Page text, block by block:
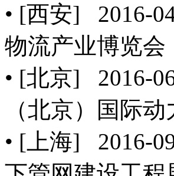
• [西安] 2016-
物流产业博览会
• [北京] 2016-
（北京）国际
• [上海] 2016-